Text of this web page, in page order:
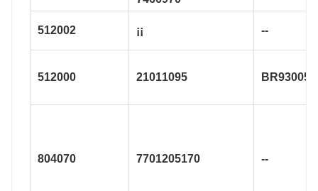
512002 ¡¡ --
512000 21011095 BR930053
804070 7701205170 --